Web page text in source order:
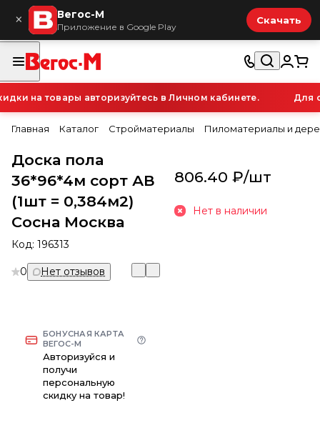
× Вегос-М
Приложение в Google Play
Скачать
на товары авторизуйтесь в Личном кабинете. Для
Главная Каталог Стройматериалы Пиломатериалы и
Доска пола
36*96*4м сорт АВ
(1шт = 0,384м2)
Сосна Москва
Код: 196313
0 Нет отзывов
БОНУСНАЯ КАРТА
ВЕГОС-М
Авторизуйся и
получи
персональную
скидку на товар!
806.40 ₽/шт
Нет в наличии